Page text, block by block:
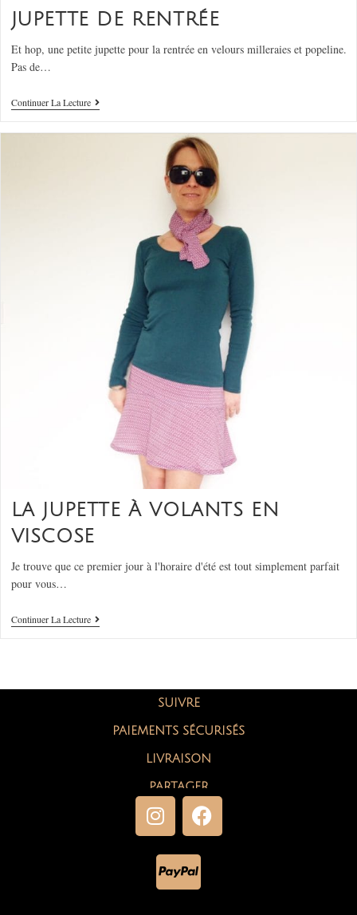
JUPETTE DE RENTRÉE
Et hop, une petite jupette pour la rentrée en velours milleraies et popeline.
Pas de…
Continuer La Lecture
LA JUPETTE À VOLANTS EN
VISCOSE
Je trouve que ce premier jour à l'horaire d'été est tout simplement parfait
pour vous…
Continuer La Lecture
SUIVRE
PAIEMENTS SÉCURISÉS
LIVRAISON
PARTAGER